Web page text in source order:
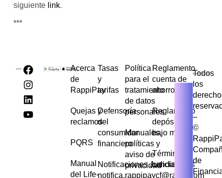
siguiente link.
***
Acerca
de
RappiPay
Quejas y
reclamos
PQRS
Manual
del Life-
Tasas
y
tarifas
Defensoría
del
consumidor
financiero
Notificaciones Judiciales
notifica.rappipaycf@rappi.com
Política
para el
tratamiento
de datos
personales
Manuales,
políticas y
aviso de
privacidad
Reglamento
cuenta de
ahorros
Reglamento
depósito de
bajo monto
Términos y
condiciones
Todos
los
–
©
de